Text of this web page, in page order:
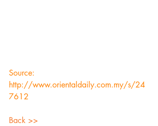
Source:
http://www.orientaldaily.com.my/s/24
7612
Back >>